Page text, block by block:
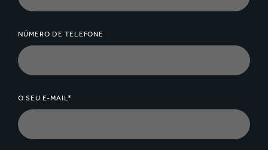
NÚMERO DE TELEFONE
O SEU E-MAIL*